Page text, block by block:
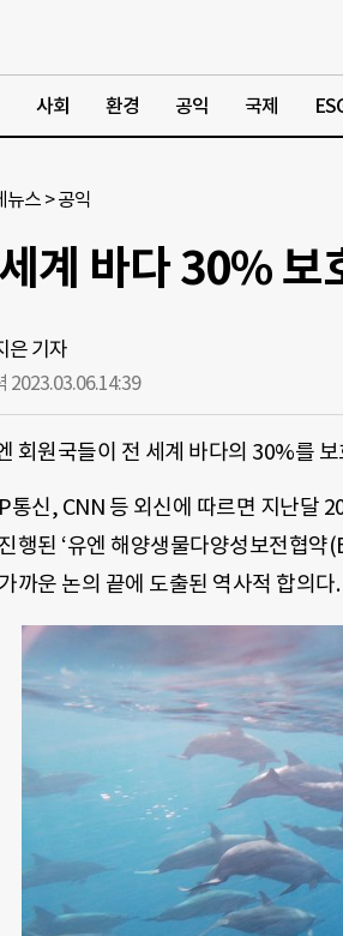
사회 환경 공익 국제
뉴스 >공익
계 바다 30% 보
은 기자
2023.03.06.14:39
회원국들이 전 세계 바다의 30%를
통신, CNN 등 외신에 따르면 지난달
행된 ‘유엔 해양생물다양성보전협약
까운 논의 끝에 도출된 역사적 합의다.